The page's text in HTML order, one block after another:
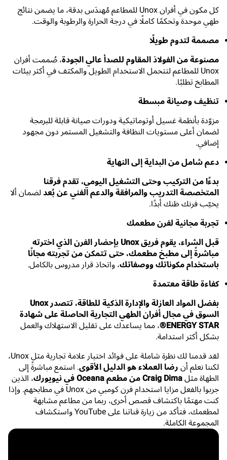
كل مكون في أفران Unox للمطاعم مُهندَس بدقة، ما يضمن نتائج
طهي موحدة وتحكمًا كاملًا في درجة الحرارة والرطوبة والوقت.
مصممة لتدوم طويلًا
مصنوعة من الفولاذ المقاوم للصدأ عالي الجودة، صُممت أفران
Unox للمطاعم لتتحمل الاستخدام الطويل والمكثف في أكثر بيئات
المطابخ تطلبًا.
تنظيف وصيانة مبسطة
مزوّدة بأنظمة غسيل أوتوماتيكية ودورات صيانة قابلة للبرمجة
لضمان أعلى مستويات النظافة والتشغيل المستمر دون مجهود
إضافي.
دعم شامل من البداية إلى النهاية
بدءًا من التركيب وحتى التشغيل اليومي، تقدم فرقنا
المتخصصة التدريب والمرافقة والدعم الفني عن بُعد لضمان ألا
يخيّب فرنك ظنك أبدًا.
تجربة مجانية لفرن مطعمك
قبل الشراء، يقوم فريق Unox بإحضار الفرن الذي اخترته
مباشرةً إلى مطبخ مطعمك، حتى تتمكن من تجربته مجانًا
باستخدام مكوناتك ووصفاتك، واتخاذ قرار مدروس بالكامل.
كفاءة طاقة معتمدة
بفضل المواد العازلة والإدارة الذكية للطاقة، تتصدر Unox
السوق في مجال أفران الطهي التجارية الحاصلة على شهادة
ENERGY STAR®
، مما يساعدك على تقليل الاستهلاك والعمل
بشكل أكثر استدامة.
لقد قدمنا لك نظرة شاملة على فوائد اختيار علامة تجارية مثل Unox،
لكننا نعلم أن رضا العملاء هو الدليل الأقوى. استمع مباشرةً إلى
الطهاة مثل Craig Dima من مطعم Oceana في نيويورك
، الذين
جربوا بالفعل مزايا استخدام فرن كومبي من Unox في مطابخهم. وإذا
كنت مهتمًا باكتشاف قصص أخرى، ربما من مطاعم مشابهة
لمطعمك، فتأكد من زيارة قناتنا على YouTube واستكشاف
المجموعة الكاملة.